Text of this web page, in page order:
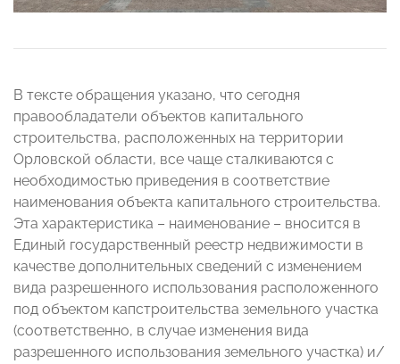
В тексте обращения указано, что сегодня
правообладатели объектов капитального
строительства, расположенных на территории
Орловской области, все чаще сталкиваются с
необходимостью приведения в соответствие
наименования объекта капитального строительства.
Эта характеристика – наименование – вносится в
Единый государственный реестр недвижимости в
качестве дополнительных сведений с изменением
вида разрешенного использования расположенного
под объектом капстроительства земельного участка
(соответственно, в случае изменения вида
разрешенного использования земельного участка) и/